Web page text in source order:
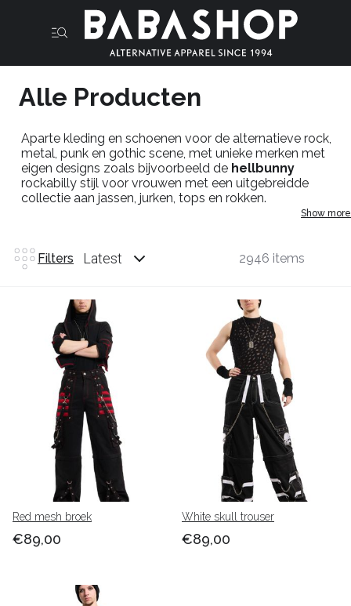
Alle Producten
Aparte kleding en schoenen voor de alternatieve rock,
metal, punk en gothic scene, met unieke merken met
eigen designs zoals bijvoorbeeld de hellbunny
rockabilly stijl voor vrouwen met een uitgebreidde
collectie aan jassen, jurken, tops en rokken.
voor de metal, rock en punk scenes.
gothic en punk. Retro en vintage geinspireerde modellen.
Lucky 13 met aparte custom prints in rockabilly en biker
banned apparel
met een zeer uitgebreidde collectie
voor alle subculturen. Kortom genoeg voor iedereen die
op zoek is naar een aparte outfit voor een feest, festival
bezoek of gewoon voor dagelijks gebruik.
Show more
Filters Latest 2946 items
Red mesh broek
€89,00
White skull trouser
€89,00